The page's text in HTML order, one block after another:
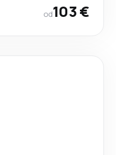
od103 €